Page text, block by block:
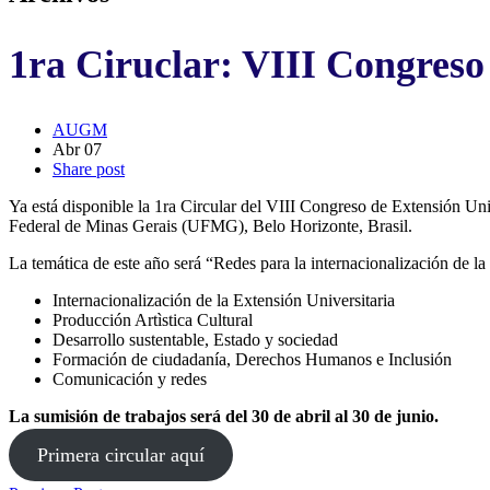
1ra Ciruclar: VIII
AUGM
Abr 07
Share post
Ya está disponible la 1ra Circular del VIII Congreso de Extensión
Federal de Minas Gerais (UFMG), Belo Horizonte, Brasil.
La temática de este año será “Redes para la internacionalización de
Internacionalización de la Extensión Universitaria
Producción Artìstica Cultural
Desarrollo sustentable, Estado y sociedad
Formación de ciudadanía, Derechos Humanos e Inclusión
Comunicación y redes
La sumisión de trabajos será del 30 de abril al 30 de junio.
Primera circular aquí